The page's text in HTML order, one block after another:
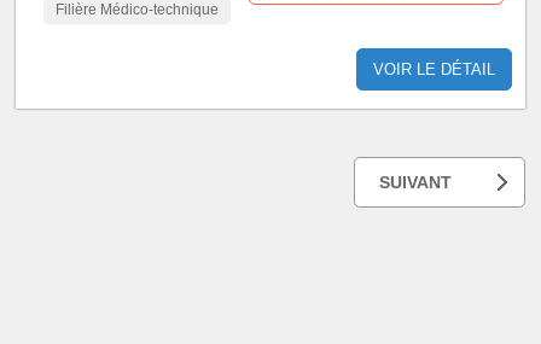
Filière Médico-technique
VOIR LE DÉTAIL
SUIVANT